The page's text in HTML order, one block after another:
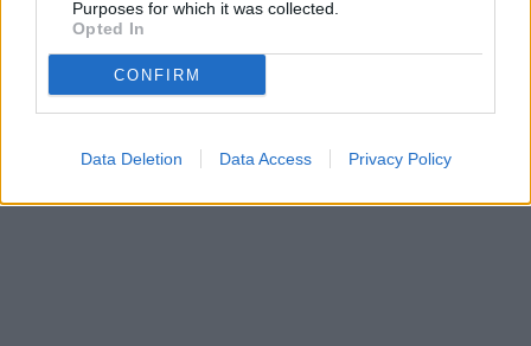
Purposes for which it was collected.
Opted In
CONFIRM
Data Deletion Data Access Privacy Policy